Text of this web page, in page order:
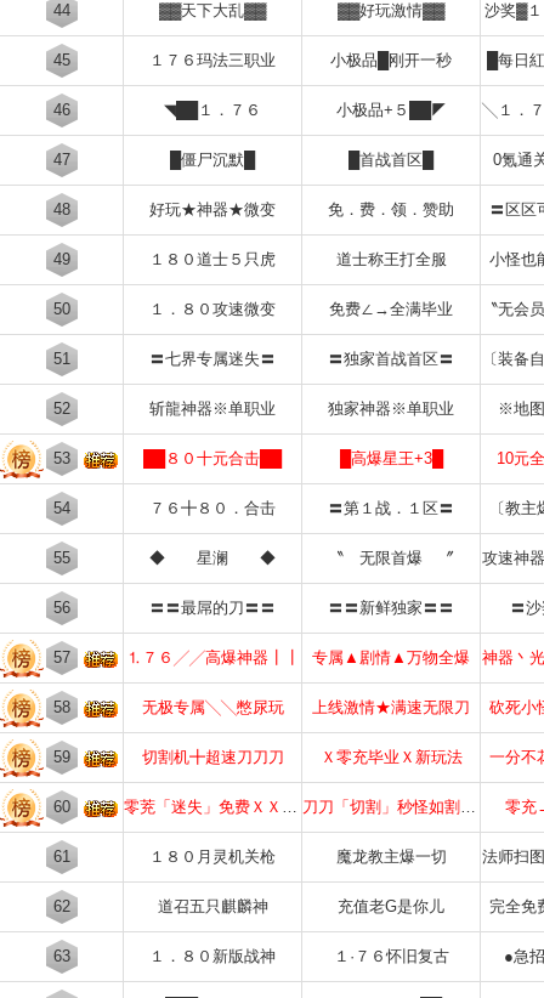
44 ▓▓天下大乱▓▓ ▓▓好玩激情▓▓ 沙奖▓
45 １７６玛法三职业 小极品█刚开一秒 █每日
46 ◥██１．７６ 小极品+５██◤ ╲１．
47 █僵尸沉默█ █首战首区█ 0氪通
48 好玩★神器★微变 免．费．领．赞助 〓区区
49 １８０道士５只虎 道士称王打全服 小怪也
50 １．８０攻速微变 免费∠→全满毕业 〝无会
51 〓七界专属迷失〓 〓独家首战首区〓 〔装备
52 斩龍神器※单职业 独家神器※单职业 ※地
53 ██８０十元合击██ █高爆星王+3█ 10元
54 ７６╋８０．合击 〓第１战．１区〓 〔教
55 ◆ 星澜 ◆ 〝 无限首爆 〞 攻速神
56 〓〓最屌的刀〓〓 〓〓新鲜独家〓〓 〓
57 ⒈７６╱╱高爆神器┃┃ 专属▲剧情▲万物全爆 神器丶
58 无极专属╲╲憋尿玩 上线激情★满速无限刀 砍死小
59 切割机╋超速刀刀刀 Ｘ零充毕业Ｘ新玩法 一分
60 零茺「迷失」免费ＸＸＸＸＸ 刀刀「切割」秒怪如割草ＸＸ 零充
61 １８０月灵机关枪 魔龙教主爆一切 法师扫
62 道召五只麒麟神 充值老G是你儿 完全免
63 １．８０新版战神 １·７６怀旧复古 ●急